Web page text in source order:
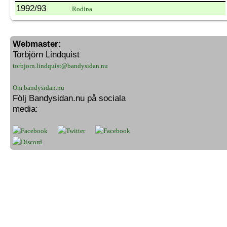
1992/93 Rodina
Webmaster:
Torbjörn Lindquist
torbjorn.lindquist@bandysidan.nu
Om bandysidan.nu
Följ Bandysidan.nu på sociala
media: